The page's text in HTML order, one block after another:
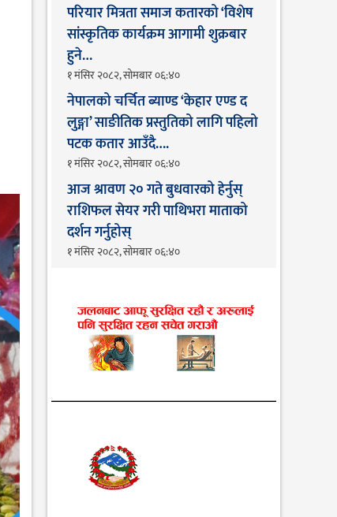
परियार मित्रता समाज कतारको ‘विशेष
सांस्कृतिक कार्यक्रम आगामी शुक्रबार
हुने…
१ मंसिर २०८२, सोमबार ०६:४०
नेपालको चर्चित ब्याण्ड ‘केहार एण्ड द
लुङ्गा’ साङीतिक प्रस्तुतिको लागि पहिलो
पटक कतार आउँदै…. ​
१ मंसिर २०८२, सोमबार ०६:४०
आज श्रावण २० गते बुधवारको हेर्नुस्
राशिफल सेयर गरी पाथिभरा माताको
दर्शन गर्नुहोस्
१ मंसिर २०८२, सोमबार ०६:४०